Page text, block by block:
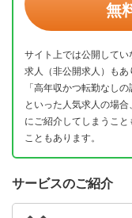
無
サイト上では公開してい
求人（非公開求人）もあ
「高年収かつ転勤なし
といった人気求人の場
にご紹介してしまうこ
こともあります。
サービスのご紹介